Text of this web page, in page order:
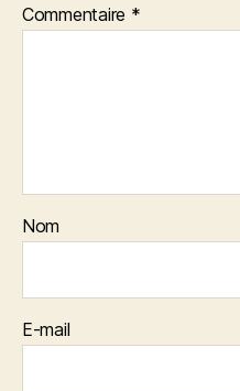
Commentaire *
Nom
E-mail